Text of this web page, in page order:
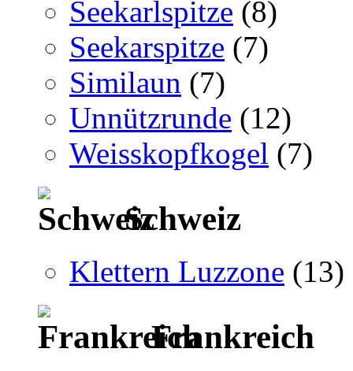
Seekarlspitze (8)
Seekarspitze (7)
Similaun (7)
Unnützrunde (12)
Weisskopfkogel (7)
Schweiz
Klettern Luzzone (13)
Frankreich